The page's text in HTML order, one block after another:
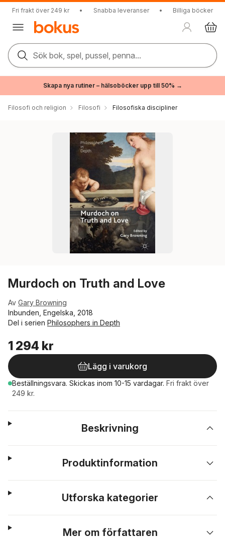
Fri frakt över 249 kr • Snabba leveranser • Billiga böcker
Sök bok, spel, pussel, penna...
Skapa nya rutiner – hälsoböcker upp till 50% →
Filosofi och religion Filosofi Filosofiska discipliner
Murdoch on Truth and Love
Av Gary Browning
Inbunden, Engelska, 2018
Del i serien Philosophers in Depth
1 294 kr
Lägg i varukorg
Beställningsvara. Skickas inom 10-15 vardagar. Fri frakt över
249 kr.
Beskrivning
Produktinformation
Utforska kategorier
Mer om författaren